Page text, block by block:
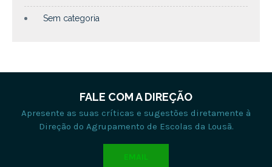
Sem categoria
FALE COM A DIREÇÃO
Apresente as suas críticas e sugestões diretamente à
Direção do Agrupamento de Escolas da Lousã.
EMAIL